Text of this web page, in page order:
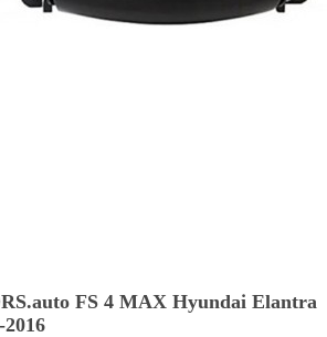
FS 4 MAX Hyundai Elantra